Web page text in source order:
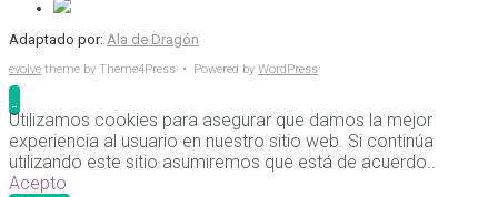
Adaptado por: Ala de Dragón
evolve theme by Theme4Press • Powered by WordPress
Utilizamos cookies para asegurar que damos la mejor
experiencia al usuario en nuestro sitio web. Si continúa
utilizando este sitio asumiremos que está de acuerdo..
Acepto